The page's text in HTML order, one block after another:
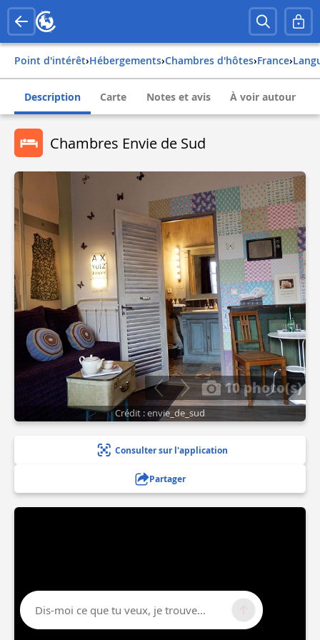
Point d'intérêt› Hébergements› Chambres d'hôtes› france›
Description Carte Notes et avis À voir autour
Chambres Envie de Sud
10 photo(s)
Crédit : envie_de_sud
Consulter sur l'application
Partager
Dis-moi ce que tu veux, je trouve...